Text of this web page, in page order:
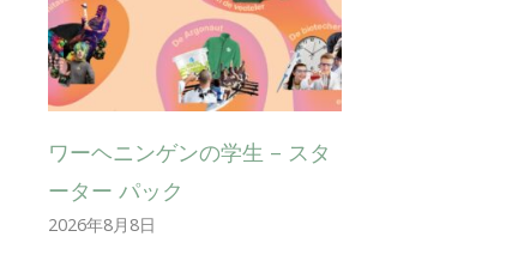
ワーヘニンゲンの学生 – スタ
ーター パック
2026年8月8日